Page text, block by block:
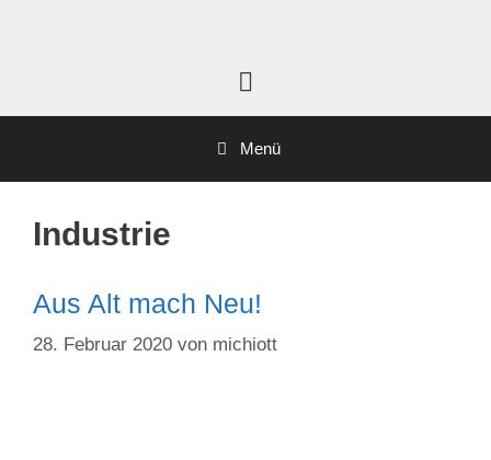
Menü
Industrie
Aus Alt mach Neu!
28. Februar 2020 von michiott